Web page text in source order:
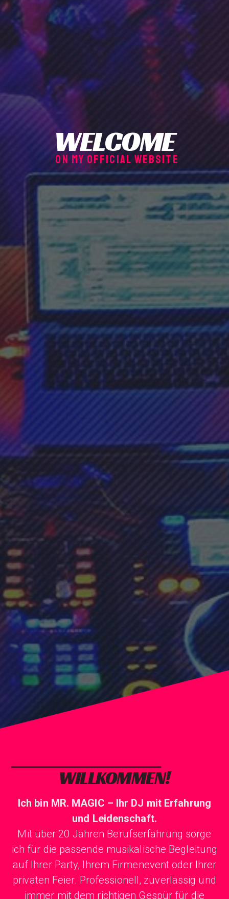
WELCOME
on my official website
WILLKOMMEN!
Ich bin MR. MAGIC – Ihr DJ mit Erfahrung
und Leidenschaft.
Mit über 20 Jahren Berufserfahrung sorge
ich für die passende musikalische Begleitung
auf Ihrer Party, Ihrem Firmenevent oder Ihrer
privaten Feier. Professionell, zuverlässig und
immer mit dem richtigen Gespür für die